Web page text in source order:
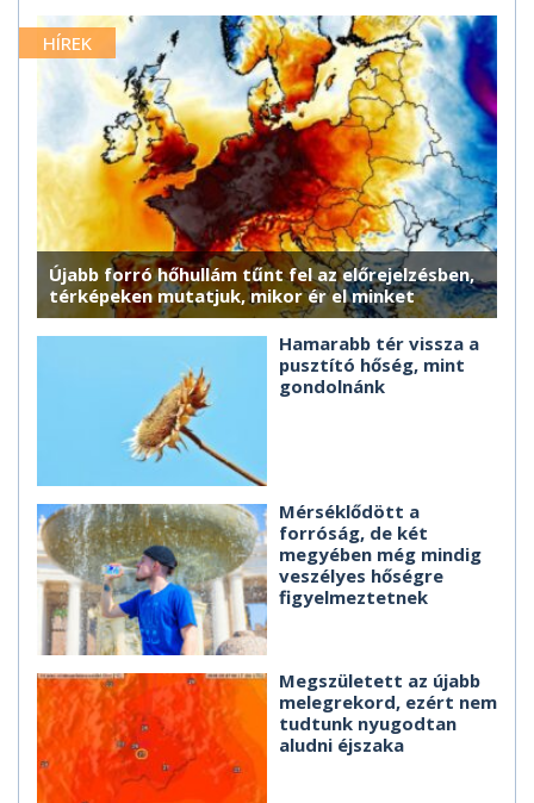
HÍREK
Újabb forró hőhullám tűnt fel az előrejelzésben,
térképeken mutatjuk, mikor ér el minket
Hamarabb tér vissza a
pusztító hőség, mint
gondolnánk
Mérséklődött a
forróság, de két
megyében még mindig
veszélyes hőségre
figyelmeztetnek
Megszületett az újabb
melegrekord, ezért nem
tudtunk nyugodtan
aludni éjszaka